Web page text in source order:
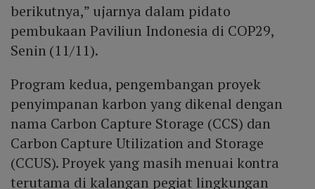
berikutnya,” ujarnya dalam pidato
pembukaan Paviliun Indonesia di COP29,
Senin (11/11).
Program kedua, pengembangan proyek
penyimpanan karbon yang dikenal dengan
nama Carbon Capture Storage (CCS) dan
Carbon Capture Utilization and Storage
(CCUS). Proyek yang masih menuai kontra
terutama di kalangan pegiat lingkungan